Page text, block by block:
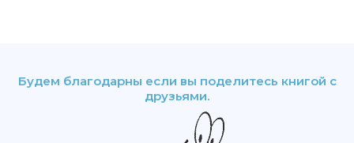
Будем благодарны если вы поделитесь книгой с
друзьями.